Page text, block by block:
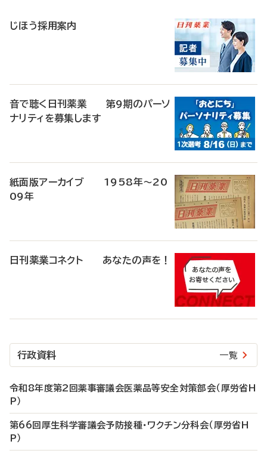
じほう採用案内
音で聴く日刊薬業 第9期のパーソ
ナリティを募集します
紙面版アーカイブ 1958年～20
09年
日刊薬業コネクト あなたの声を！
行政資料 一覧
令和8年度第2回薬事審議会医薬品等安全対策部会（厚労省H
P）
第66回厚生科学審議会予防接種・ワクチン分科会（厚労省H
P）